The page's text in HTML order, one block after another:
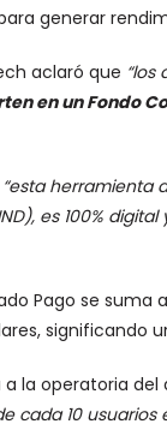
generar
aclaró que
en un Fondo
“esta herramienta
es 100% digital
Pago se
significando
la operatoria
cada 10